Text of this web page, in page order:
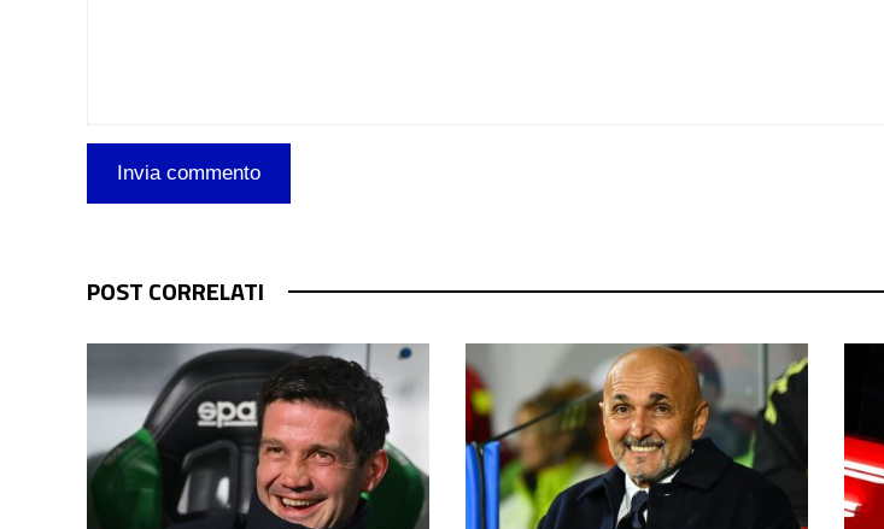
POST CORRELATI